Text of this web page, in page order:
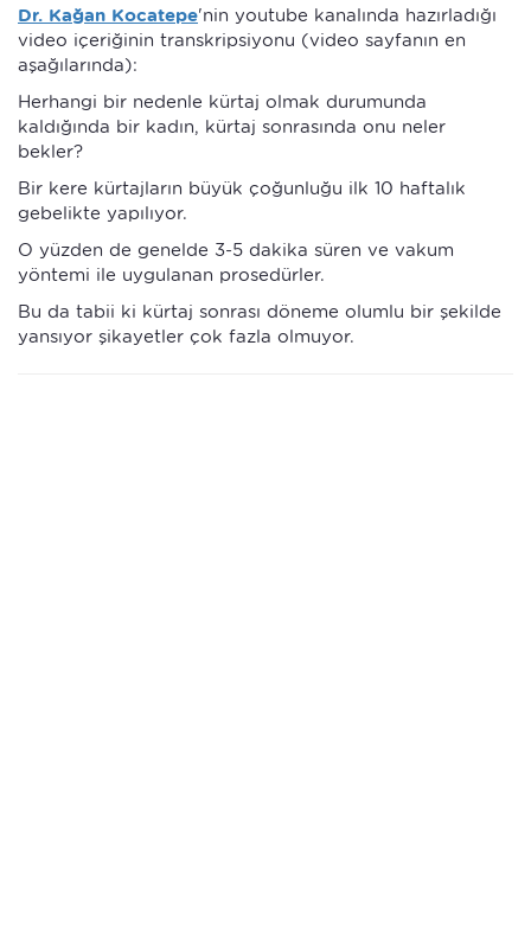
Dr. Kağan Kocatepe'nin youtube kanalında hazırladığı
video içeriğinin transkripsiyonu (video sayfanın en
aşağılarında):
Herhangi bir nedenle kürtaj olmak durumunda
kaldığında bir kadın, kürtaj sonrasında onu neler
bekler?
Bir kere kürtajların büyük çoğunluğu ilk 10 haftalık
gebelikte yapılıyor.
O yüzden de genelde 3-5 dakika süren ve vakum
yöntemi ile uygulanan prosedürler.
Bu da tabii ki kürtaj sonrası döneme olumlu bir şekilde
yansıyor şikayetler çok fazla olmuyor.